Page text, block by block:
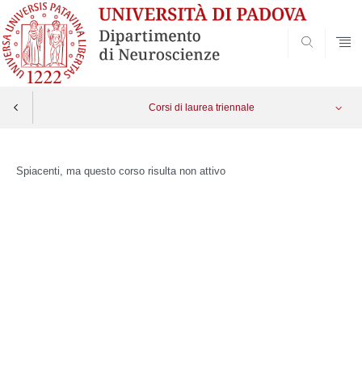
Corsi di laurea triennale
content
Spiacenti, ma questo corso risulta non attivo